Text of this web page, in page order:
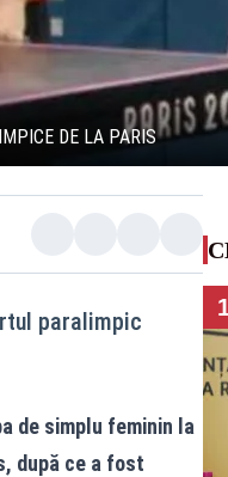
DE LA PARIS
paralimpic
de simplu feminin la
după ce a fost